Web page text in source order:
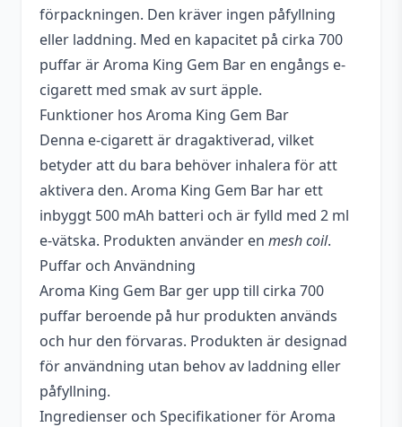
förpackningen. Den kräver ingen påfyllning
eller laddning. Med en kapacitet på cirka 700
puffar är Aroma King Gem Bar en engångs e-
cigarett med smak av surt äpple.
Funktioner hos Aroma King Gem Bar
Denna e-cigarett är dragaktiverad, vilket
betyder att du bara behöver inhalera för att
aktivera den. Aroma King Gem Bar har ett
inbyggt 500 mAh batteri och är fylld med 2 ml
e-vätska. Produkten använder en mesh coil.
Puffar och Användning
Aroma King Gem Bar ger upp till cirka 700
puffar beroende på hur produkten används
och hur den förvaras. Produkten är designad
för användning utan behov av laddning eller
påfyllning.
Ingredienser och Specifikationer för Aroma
Nikotin
20 mg
Smakprofil
Äpple , Sötsyrligt godis
Tillverkare
Aroma King
Engångs vape
Vätskekapacitet
2 ml